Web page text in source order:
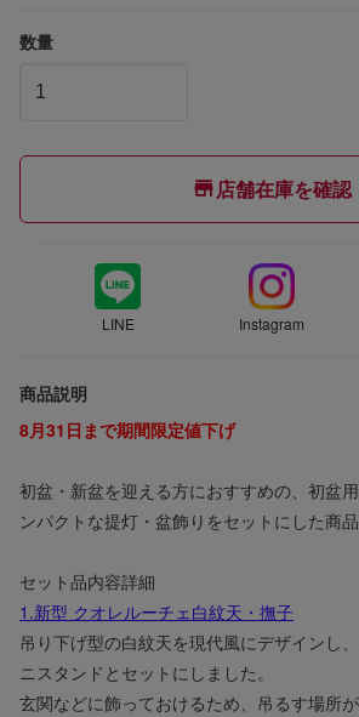
数量
店舗在庫を確認
LINE Instagram
商品説明
8月31日まで期間限定値下げ
初盆・新盆を迎える方におすすめの、初盆
ンパクトな提灯・盆飾りをセットにした商品
セット品内容詳細
1.新型 クオレルーチェ白紋天・撫子
吊り下げ型の白紋天を現代風にデザインし
ニスタンドとセットにしました。
玄関などに飾っておけるため、吊るす場所